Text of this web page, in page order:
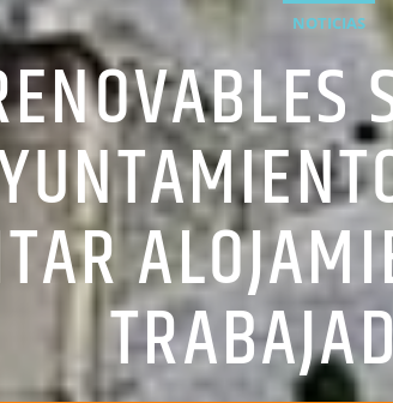
NOTICIAS